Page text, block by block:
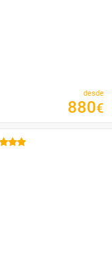
desde
880€